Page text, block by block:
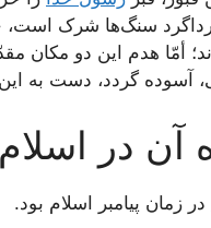
سنگ‌ها شرک است،
أمّا هدم این دو
آسوده گردد، دست به این
آن در اسلام
در زمان پیامبر اسلام بود.